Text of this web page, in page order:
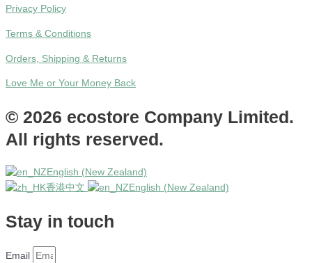
Privacy Policy
Terms & Conditions
Orders, Shipping & Returns
Love Me or Your Money Back
© 2026 ecostore Company Limited.
All rights reserved.
English (New Zealand)
香港中文
English (New Zealand)
Stay in touch
Email